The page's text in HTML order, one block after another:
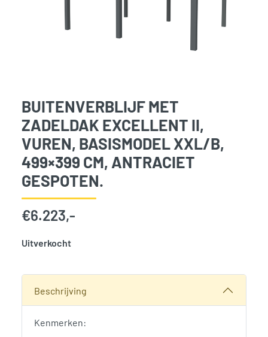
BUITENVERBLIJF MET
ZADELDAK EXCELLENT II,
VUREN, BASISMODEL XXL/B,
499×399 CM, ANTRACIET
GESPOTEN.
€6.223,-
Uitverkocht
Beschrijving
Kenmerken: